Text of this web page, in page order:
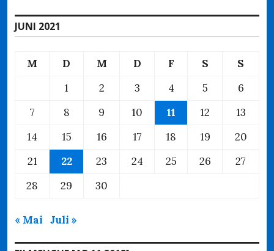
JUNI 2021
M D M D F S
S
1
2 3 4 5
6
7
8 9 10 11 12
13
14
15 16 17 18 19
20
21
22 23 24 25 26
27
28
29 30
« Mai Juli »